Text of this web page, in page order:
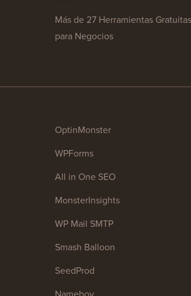
Más de 27 Herramientas Gratuitas
para Negocios
OptinMonster
WPForms
All in One SEO
MonsterInsights
WP Mail SMTP
Smash Balloon
SeedProd